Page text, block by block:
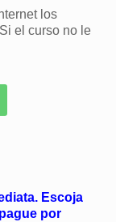
los
el curso no le
Escoja
por